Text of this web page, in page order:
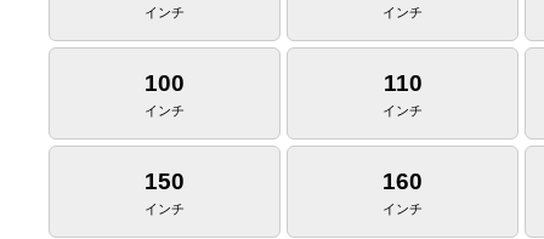
インチ インチ
100
インチ
110
インチ
150
インチ
160
インチ